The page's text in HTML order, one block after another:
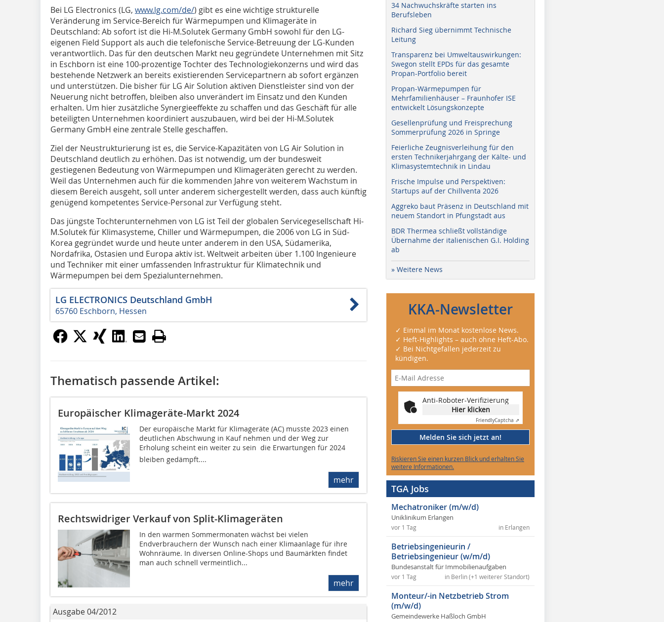
Bei LG Electronics (LG, www.lg.com/de/) gibt es eine wichtige strukturelle
Veränderung im Service-Bereich für Wärmepumpen und Klimageräte in
Deutschland: Ab sofort ist die Hi-M.Solutek Germany GmbH sowohl für den LG-
eigenen Field Support als auch die telefonische Service-Betreuung der LG-Kunden
verantwortlich. Das für den deutschen Markt neu gegründete Unternehmen mit Sitz
in Eschborn ist eine 100-prozentige Tochter des Technologiekonzerns und wird das
bestehende Netzwerk an bereits existierenden Servicepartnern ab sofort ergänzen
und unterstützen. Die bisher für LG Air Solution aktiven Dienstleister sind von der
Neuerung nicht betroffen, bleiben also unverändert im Einsatz und den Kunden
erhalten. Um hier zusätzliche Synergieeffekte zu schaffen und das Geschäft für alle
beteiligten Unternehmen koordiniert auszubauen, wird bei der Hi-M.Solutek
Germany GmbH eine zentrale Stelle geschaffen.
Ziel der Neustrukturierung ist es, die Service-Kapazitäten von LG Air Solution in
Deutschland deutlich zu erhöhen. Das ist notwendig, um der bundesweit
gestiegenen Bedeutung von Wärmepumpen und Klimageräten gerecht zu werden.
Weil das Unternehmen auch für die kommenden Jahre von weiterem Wachstum in
diesem Bereich ausgeht, soll unter anderem sichergestellt werden, dass auch künftig
genügend kompetentes Service-Personal zur Verfügung steht.
Das jüngste Tochterunternehmen von LG ist Teil der globalen Servicegesellschaft Hi-
M.Solutek für Klimasysteme, Chiller und Wärmepumpen, die 2006 von LG in Süd-
Korea gegründet wurde und heute unter anderem in den USA, Südamerika,
Nordafrika, Ostasien und Europa aktiv ist. Weltweit arbeiten über 1.100 Ingenieure
und Techniker mit einer umfassenden Infrastruktur für Klimatechnik und
Wärmepumpen bei dem Spezialunternehmen.
LG ELECTRONICS Deutschland GmbH
65760 Eschborn, Hessen
Thematisch passende Artikel:
Europäischer Klimageräte-Markt 2024
Der europäische Markt für Klimageräte (AC) musste 2023 einen
deutlichen Abschwung in Kauf nehmen und der Weg zur
Erholung scheint ein weiter zu sein  die Erwartungen für 2024
bleiben gedämpft....
mehr
Rechtswidriger Verkauf von Split-Klimageräten
In den warmen Sommermonaten wächst bei vielen
Endverbrauchern der Wunsch nach einer Klimaanlage für ihre
Wohnräume. In diversen Online-Shops und Baumärkten findet
man auch schnell vermeintlich...
mehr
Ausgabe 04/2012
34 Nachwuchskräfte starten ins
Berufsleben
Richard Sieg übernimmt Technische
Leitung
Transparenz bei Umweltauswirkungen:
Swegon stellt EPDs für das gesamte
Propan-Portfolio bereit
Propan-Wärmepumpen für
Mehrfamilienhäuser – Fraunhofer ISE
entwickelt Lösungskonzepte
Gesellenprüfung und Freisprechung
Sommerprüfung 2026 in Springe
Feierliche Zeugnisverleihung für den
ersten Technikerjahrgang der Kälte- und
Klimasystemtechnik in Lindau
Frische Impulse und Perspektiven:
Startups auf der Chillventa 2026
Aggreko baut Präsenz in Deutschland mit
neuem Standort in Pfungstadt aus
BDR Thermea schließt vollständige
Übernahme der italienischen G.I. Holding
ab
» Weitere News
KKA-Newsletter
✓ Einmal im Monat kostenlose News.
✓ Heft-Highlights – auch ohne Heft-Abo.
✓ Bei Nichtgefallen jederzeit zu
kündigen.
Anti-Roboter-Verifizierung
Hier klicken
FriendlyCaptcha ⇗
Melden Sie sich jetzt an!
Riskieren Sie einen kurzen Blick und erhalten Sie
weitere Informationen.
TGA Jobs
Mechatroniker (m/w/d)
Uniklinikum Erlangen
in Erlangen
vor 1 Tag
Betriebsingenieurin /
Betriebsingenieur (w/m/d)
Bundesanstalt für Immobilienaufgaben
in Berlin (+1 weiterer Standort)
vor 1 Tag
Monteur/-in Netzbetrieb Strom
(m/w/d)
Gemeindewerke Haßloch GmbH